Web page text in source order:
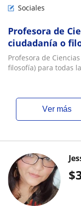
Sociales
Profesora de
ciudadanía o
Profesora de
filosofía) para todas
ver más
$